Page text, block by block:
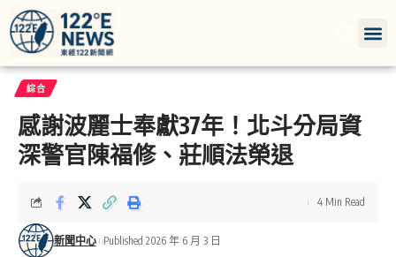
綜合
感謝波麗士奉獻37年！北斗分局資
深警官陳福修、莊順法榮退
新聞中心 Published 2026 年 6 月 3 日
4 Min Read